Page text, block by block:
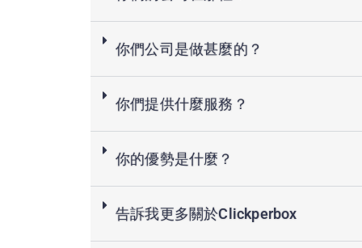
你們公司是做甚麼的？
你們提供什麼服務？
你的優勢是什麼？
告訴我更多關於Clickperbox